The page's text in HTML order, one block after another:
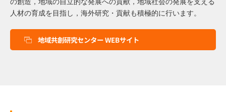
の創造，地域の自立的な発展への貢献，地域社会の発展を支える
人材の育成を目指し，海外研究・貢献も積極的に行います。
地域共創研究センター WEBサイト